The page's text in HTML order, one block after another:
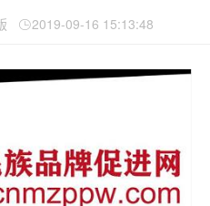
2019-09-16 15:13:48